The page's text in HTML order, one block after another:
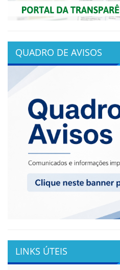
QUADRO DE AVISOS
LINKS ÚTEIS